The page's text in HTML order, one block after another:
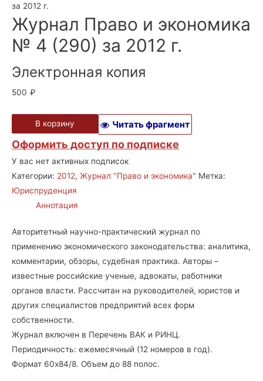
за 2012 г.
Журнал Право и экономика
№ 4 (290) за 2012 г.
Электронная копия
500 ₽
В корзину Читать фрагмент
Оформить доступ по подписке
У вас нет активных подписок
Категории: 2012, Журнал "Право и экономика" Метка:
Юриспруденция
Аннотация
Авторитетный научно-практический журнал по
применению экономического законодательства: аналитика,
комментарии, обзоры, судебная практика. Авторы –
известные российские ученые, адвокаты, работники
органов власти. Рассчитан на руководителей, юристов и
других специалистов предприятий всех форм
собственности.
Журнал включен в Перечень ВАК и РИНЦ.
Периодичность: ежемесячный (12 номеров в год).
Формат 60х84/8. Объем до 88 полос.